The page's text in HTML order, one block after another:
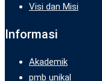
Visi dan Misi
Informasi
Akademik
pmb unikal